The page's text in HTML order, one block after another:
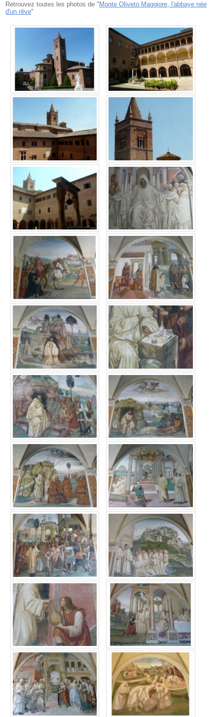
Retrouvez toutes les photos de " Monte Oliveto Maggiore, l'abbaye née
d'un rêve"